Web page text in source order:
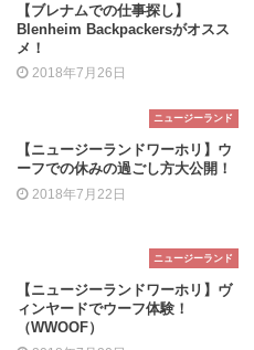
【ブレナムでの仕事探し】
Blenheim Backpackersがオスス
メ！
2018年7月26日
ニュージーランド
【ニュージーランドワーホリ】ウ
ーフでの休みの過ごし方大公開！
2018年7月22日
ニュージーランド
【ニュージーランドワーホリ】ヴ
ィンヤードでウーフ体験！
（WWOOF）